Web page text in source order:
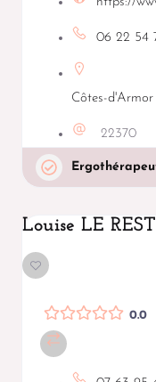
06 22 54
Côtes-
22370
Louise LE REST
0.0